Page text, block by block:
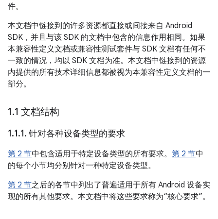
件。
本文档中链接到的许多资源都直接或间接来自 Android
SDK，并且与该 SDK 的文档中包含的信息作用相同。如果
本兼容性定义文档或兼容性测试套件与 SDK 文档有任何不
一致的情况，均以 SDK 文档为准。本文档中链接到的资源
内提供的所有技术详细信息都被视为本兼容性定义文档的一
部分。
1.1 文档结构
1.1.1. 针对各种设备类型的要求
第 2 节中包含适用于特定设备类型的所有要求。 第 2 节中
的每个小节均分别针对一种特定设备类型。
第 2 节之后的各节中列出了普遍适用于所有 Android 设备实
现的所有其他要求。本文档中将这些要求称为“核心要求”。